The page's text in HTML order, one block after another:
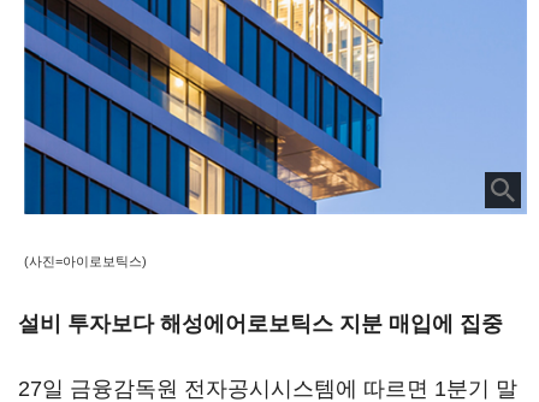
(사진=아이로보틱스)
설비 투자보다 해성에어로보틱스 지분 매입에 집중
27일 금융감독원 전자공시시스템에 따르면 1분기 말